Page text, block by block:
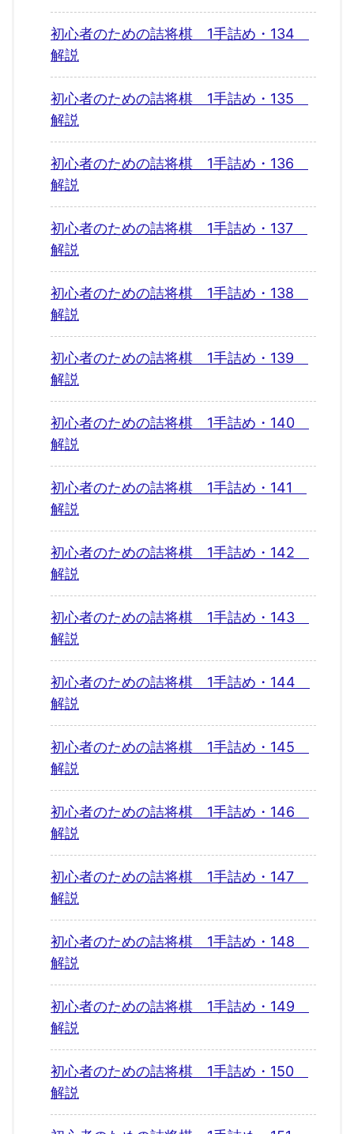
初心者のための詰将棋 1手詰め・134
解説
初心者のための詰将棋 1手詰め・135
解説
初心者のための詰将棋 1手詰め・136
解説
初心者のための詰将棋 1手詰め・137
解説
初心者のための詰将棋 1手詰め・138
解説
初心者のための詰将棋 1手詰め・139
解説
初心者のための詰将棋 1手詰め・140
解説
初心者のための詰将棋 1手詰め・141
解説
初心者のための詰将棋 1手詰め・142
解説
初心者のための詰将棋 1手詰め・143
解説
初心者のための詰将棋 1手詰め・144
解説
初心者のための詰将棋 1手詰め・145
解説
初心者のための詰将棋 1手詰め・146
解説
初心者のための詰将棋 1手詰め・147
解説
初心者のための詰将棋 1手詰め・148
解説
初心者のための詰将棋 1手詰め・149
解説
初心者のための詰将棋 1手詰め・150
解説